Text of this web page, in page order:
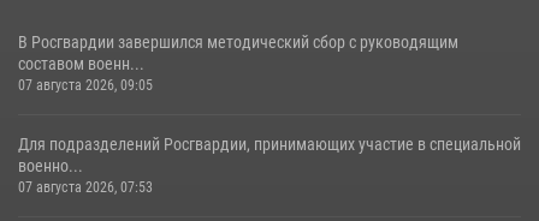
В Росгвардии завершился методический сбор с руководящим
составом военн...
07 августа 2026, 09:05
Для подразделений Росгвардии, принимающих участие в специальной
военно...
07 августа 2026, 07:53